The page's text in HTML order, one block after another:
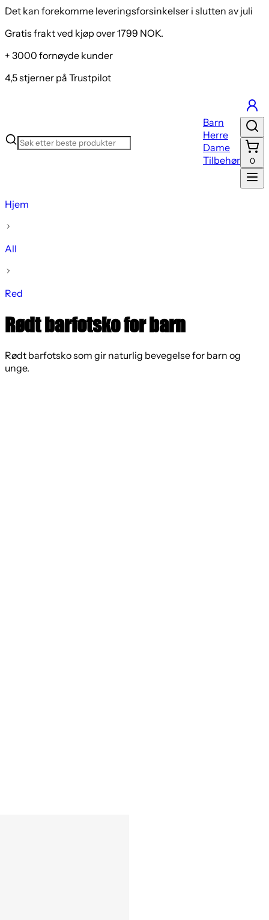
Det kan forekomme leveringsforsinkelser i slutten av juli
Gratis frakt ved kjøp over 1799 NOK.
+ 3000 fornøyde kunder
4,5 stjerner på Trustpilot
Barn
Herre
Dame
Tilbehør
0
Hjem
All
Red
Rødt barfotsko for barn
Rødt barfotsko som gir naturlig bevegelse for barn og
unge.